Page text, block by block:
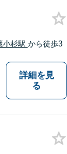
小杉駅 から徒歩3
詳細を見
る